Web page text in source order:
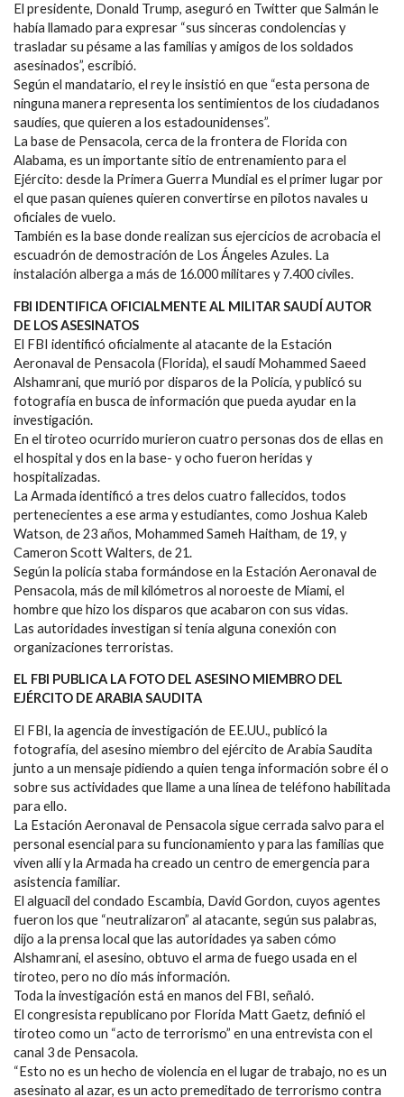
El presidente, Donald Trump, aseguró en Twitter que Salmán le
había llamado para expresar “sus sinceras condolencias y
trasladar su pésame a las familias y amigos de los soldados
asesinados”, escribió.
Según el mandatario, el rey le insistió en que “esta persona de
ninguna manera representa los sentimientos de los ciudadanos
saudíes, que quieren a los estadounidenses”.
La base de Pensacola, cerca de la frontera de Florida con
Alabama, es un importante sitio de entrenamiento para el
Ejército: desde la Primera Guerra Mundial es el primer lugar por
el que pasan quienes quieren convertirse en pilotos navales u
oficiales de vuelo.
También es la base donde realizan sus ejercicios de acrobacia el
escuadrón de demostración de Los Ángeles Azules. La
instalación alberga a más de 16.000 militares y 7.400 civiles.
FBI IDENTIFICA OFICIALMENTE AL MILITAR SAUDÍ AUTOR
DE LOS ASESINATOS
El FBI identificó oficialmente al atacante de la Estación
Aeronaval de Pensacola (Florida), el saudí Mohammed Saeed
Alshamrani, que murió por disparos de la Policía, y publicó su
fotografía en busca de información que pueda ayudar en la
investigación.
En el tiroteo ocurrido murieron cuatro personas dos de ellas en
el hospital y dos en la base- y ocho fueron heridas y
hospitalizadas.
La Armada identificó a tres delos cuatro fallecidos, todos
pertenecientes a ese arma y estudiantes, como Joshua Kaleb
Watson, de 23 años, Mohammed Sameh Haitham, de 19, y
Cameron Scott Walters, de 21.
Según la policía staba formándose en la Estación Aeronaval de
Pensacola, más de mil kilómetros al noroeste de Miami, el
hombre que hizo los disparos que acabaron con sus vidas.
Las autoridades investigan si tenía alguna conexión con
organizaciones terroristas.
EL FBI PUBLICA LA FOTO DEL ASESINO MIEMBRO DEL
EJÉRCITO DE ARABIA SAUDITA
El FBI, la agencia de investigación de EE.UU., publicó la
fotografía, del asesino miembro del ejército de Arabia Saudita
junto a un mensaje pidiendo a quien tenga información sobre él o
sobre sus actividades que llame a una línea de teléfono habilitada
para ello.
La Estación Aeronaval de Pensacola sigue cerrada salvo para el
personal esencial para su funcionamiento y para las familias que
viven allí y la Armada ha creado un centro de emergencia para
asistencia familiar.
El alguacil del condado Escambia, David Gordon, cuyos agentes
fueron los que “neutralizaron” al atacante, según sus palabras,
dijo a la prensa local que las autoridades ya saben cómo
Alshamrani, el asesino, obtuvo el arma de fuego usada en el
tiroteo, pero no dio más información.
Toda la investigación está en manos del FBI, señaló.
El congresista republicano por Florida Matt Gaetz, definió el
tiroteo como un “acto de terrorismo” en una entrevista con el
canal 3 de Pensacola.
“Esto no es un hecho de violencia en el lugar de trabajo, no es un
asesinato al azar, es un acto premeditado de terrorismo contra